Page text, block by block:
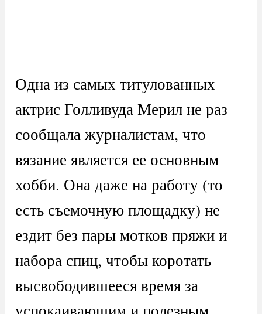
Одна из самых титулованных
актрис Голливуда Мерил не раз
сообщала журналистам, что
вязание является ее основным
хобби. Она даже на работу (то
есть съемочную площадку) не
ездит без пары мотков пряжи и
набора спиц, чтобы коротать
высвободившееся время за